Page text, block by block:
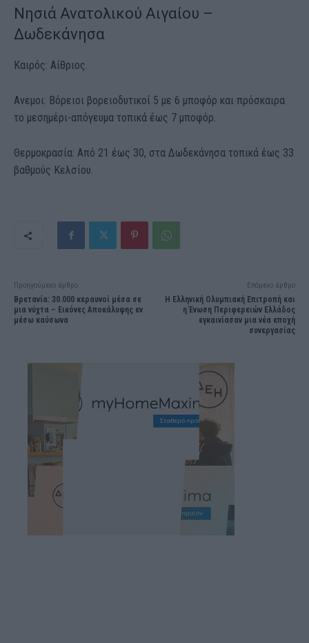
Νησιά Ανατολικού Αιγαίου –
Δωδεκάνησα
Καιρός: Αίθριος.
Ανεμοι: Βόρειοι βορειοδυτικοί 5 με 6 μποφόρ και πρόσκαιρα
το μεσημέρι-απόγευμα τοπικά έως 7 μποφόρ.
Θερμοκρασία: Από 21 έως 30, στα Δωδεκάνησα τοπικά έως 33
βαθμούς Κελσίου.
Προηγούμενο άρθρο
Βρετανία: 30.000 κεραυνοί μέσα σε
μια νύχτα – Εικόνες Αποκάλυψης εν
μέσω καύσωνα
Επόμενο άρθρο
Η Ελληνική Ολυμπιακή Επιτροπή και
η Ένωση Περιφερειών Ελλάδος
εγκαινίασαν μια νέα εποχή
συνεργασίας